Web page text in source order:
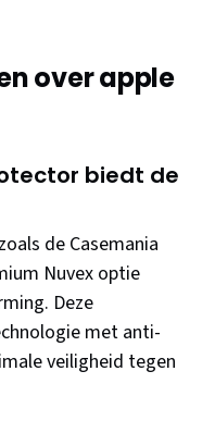
over apple
biedt de
de Casemania
Nuvex optie
Deze
met anti-
veiligheid tegen